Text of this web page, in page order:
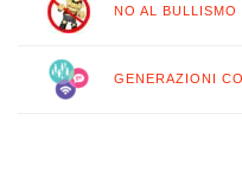
NO AL BULLISMO
GENERAZIONI